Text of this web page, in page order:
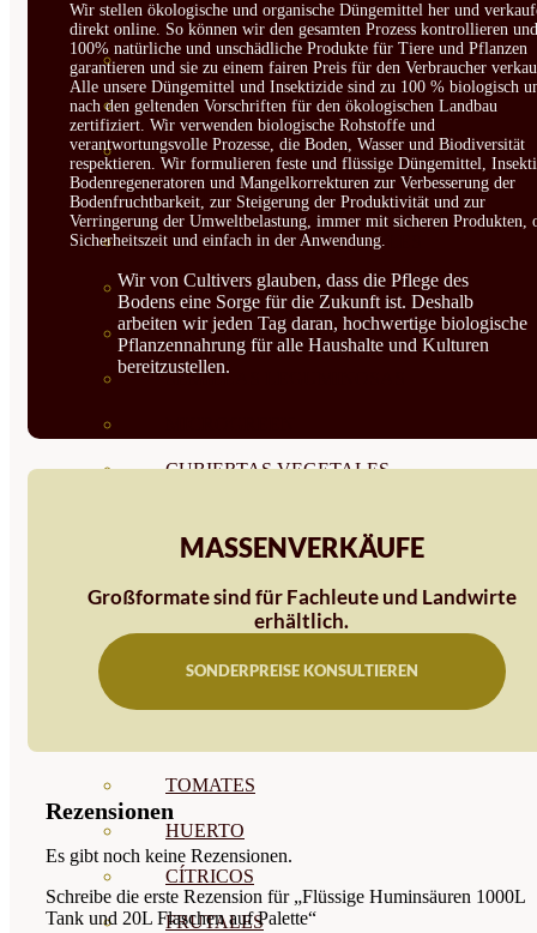
HOJA
SEMILLAS AROMÁTICAS
SEMILLAS FLORES
SEMILLAS FLORES
COMESTIBLES
SEMILLAS TRADICIONALES
SEMILLAS BRASICAS
SEMILLAS RAÍZ
SEMILLAS LEGUMINOSAS
CUBIERTAS VEGETALES
BOMBAS DE SEMILLAS
BANDEJAS Y SEMILLEROS
PROFESIONALES
ABONOS POR CULTIVO
TOMATES
HUERTO
CÍTRICOS
FRUTALES
Wir stellen ökologische und organische Düngemittel her und
direkt online. So können wir den gesamten Prozess kontrollieren und
100% natürliche und unschädliche Produkte für Tiere und Pflanzen
garantieren und sie zu einem fairen Preis für den Verbraucher
Alle unsere Düngemittel und Insektizide sind zu 100 % biologisch
nach den geltenden Vorschriften für den ökologischen Landbau
zertifiziert. Wir verwenden biologische Rohstoffe und
verantwortungsvolle Prozesse, die Boden, Wasser und Biodiversität
respektieren. Wir formulieren feste und flüssige Düngemittel,
Bodenregeneratoren und Mangelkorrekturen zur Verbesserung der
Bodenfruchtbarkeit, zur Steigerung der Produktivität und zur
Verringerung der Umweltbelastung, immer mit sicheren Produkten,
Sicherheitszeit und einfach in der Anwendung.
Wir von Cultivers glauben, dass die Pflege des
Bodens eine Sorge für die Zukunft ist. Deshalb
arbeiten wir jeden Tag daran, hochwertige biologische
Pflanzennahrung für alle Haushalte und Kulturen
bereitzustellen.
MASSENVERKÄUFE
Großformate sind für Fachleute und Landwirte
erhältlich.
SONDERPREISE KONSULTIEREN
Rezensionen
Es gibt noch keine Rezensionen.
Schreibe die erste Rezension für „Flüssige Huminsäuren 1000L
Tank und 20L Flaschen auf Palette“